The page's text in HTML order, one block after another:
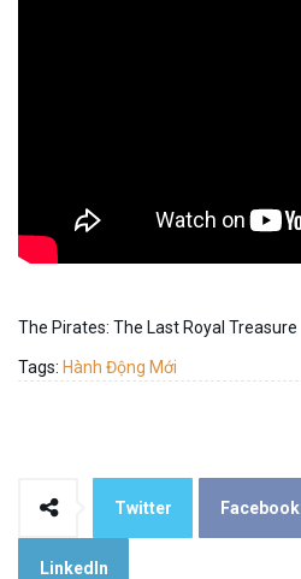
The Pirates: The Last Royal Treasure
Tags: Hành Động Mới
Twitter Facebook
LinkedIn